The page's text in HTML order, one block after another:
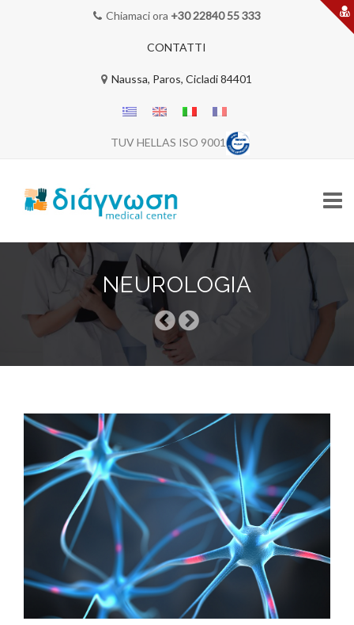
Chiamaci ora +30 22840 55 333
CONTATTI
Naussa, Paros, Cicladi 84401
TUV HELLAS ISO 9001
Skip
INFORMAZIONI MEDICHE
NEUROLOGIA